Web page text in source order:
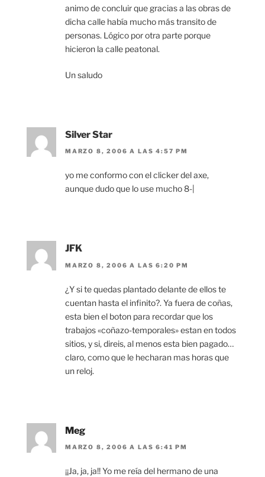
animo de concluir que gracias a las obras de
dicha calle había mucho más transito de
personas. Lógico por otra parte porque
hicieron la calle peatonal.
Un saludo
Silver Star
MARZO 8, 2006 A LAS 4:57 PM
yo me conformo con el clicker del axe,
aunque dudo que lo use mucho 8-|
JFK
MARZO 8, 2006 A LAS 6:20 PM
¿Y si te quedas plantado delante de ellos te
cuentan hasta el infinito?. Ya fuera de coñas,
esta bien el boton para recordar que los
trabajos «coñazo-temporales» estan en todos
sitios, y si, direis, al menos esta bien pagado…
claro, como que le hecharan mas horas que
un reloj.
Meg
MARZO 8, 2006 A LAS 6:41 PM
¡¡Ja, ja, ja!! Yo me reía del hermano de una